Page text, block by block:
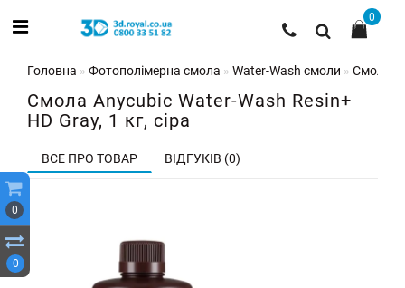
0
0
0
Головна Фотополімерна смола Water-Wash смоли Смола
Смола Anycubic Water-Wash Resin+
HD Gray, 1 кг, сіра
ВСЕ ПРО ТОВАР ВІДГУКІВ (0)